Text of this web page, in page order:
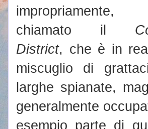
impropriamente,
chiamato il
District, che è in
miscuglio di
larghe spianate,
generalmente
esempio parte di